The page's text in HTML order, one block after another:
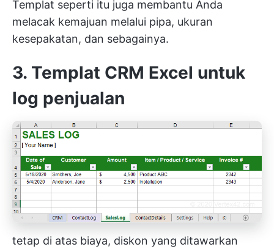
Templat seperti itu juga membantu Anda
melacak kemajuan melalui pipa, ukuran
kesepakatan, dan sebagainya.
3. Templat CRM Excel untuk
log penjualan
tetap di atas biaya, diskon yang ditawarkan